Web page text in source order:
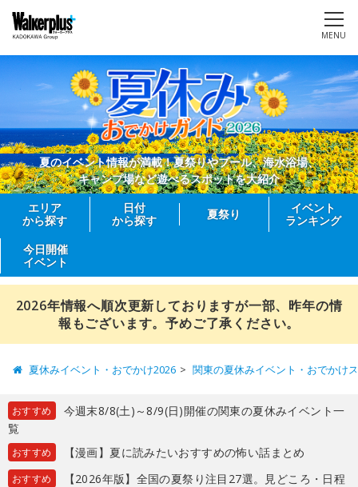
MENU
夏のイベント情報が満載！夏祭りやプール、海水浴場、
キャンプ場など遊べるスポットを大紹介
エリア
から探す
日付
から探す
夏祭り
イベント
ランキング
今日開催
イベント
2026年情報へ順次更新しておりますが一部、昨年の情
報もございます。予めご了承ください。
夏休みイベント・おでかけ2026 関東の夏休みイベント・おでかけ
おすすめ
今週末8/8(土)～8/9(日)開催の関東の夏休みイベント一
覧
おすすめ 【漫画】夏に読みたいおすすめの怖い話まとめ
おすすめ
【2026年版】全国の夏祭り注目27選。見どころ・日程